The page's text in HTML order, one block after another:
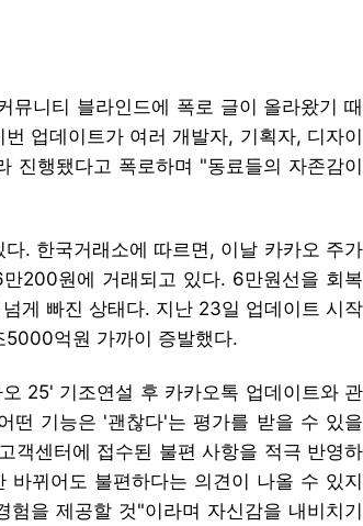
뮤니티 블라인드에 폭로 글이 올라왔기 때
업데이트가 여러 개발자, 기획자, 디자이
진행됐다고 폭로하며 "동료들의 자존감이
. 한국거래소에 따르면, 이날 카카오 주가
200원에 거래되고 있다. 6만원선을 회복
게 빠진 상태다. 지난 23일 업데이트 시작
억원 가까이 증발했다.
25' 기조연설 후 카카오톡 업데이트와 관
떤 기능은 '괜찮다'는 평가를 받을 수 있을
객센터에 접수된 불편 사항을 적극 반영하
뀌어도 불편하다는 의견이 나올 수 있지
을 제공할 것"이라며 자신감을 내비치기